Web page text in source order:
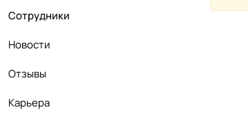
Сотрудники
Новости
Отзывы
Карьера